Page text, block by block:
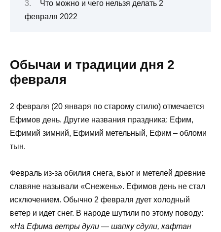
Что можно и чего нельзя делать 2
февраля 2022
Обычаи и традиции дня 2
февраля
2 февраля (20 января по старому стилю) отмечается
Ефимов день. Другие названия праздника: Ефим,
Ефимий зимний, Ефимий метельный, Ефим – обломи
тын.
Февраль из-за обилия снега, вьюг и метелей древние
славяне называли «Снежень». Ефимов день не стал
исключением. Обычно 2 февраля дует холодный
ветер и идет снег. В народе шутили по этому поводу:
«На Ефима ветры дули — шапку сдули, кафтан